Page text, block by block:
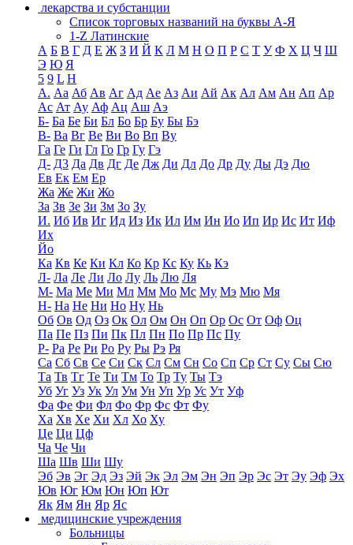
лекарства и субстанции
Список торговых названий на буквы А-Я
1-Z Латинские
А Б В Г Д Е Ж З И Й К Л М Н О П Р С Т У Ф Х Ц Ч Ш
Э Ю Я
5 9 L H
А. Аа Аб Ав Аг Ад Ае Аз Аи Ай Ак Ал Ам Ан Ап Ар
Ас Ат Ау Аф Ац Аш Аэ
Б- Ба Бе Би Бл Бо Бр Бу Бы Бэ
В- Ва Вг Ве Ви Во Вп Ву
Га Ге Ги Гл Го Гр Гу Гэ
Д- Д3 Да Дв Дг Де Дж Ди Дл До Др Ду Ды Дэ Дю
Ев Ек Ем Ер
Жа Же Жи Жо
За Зв Зе Зи Зм Зо Зу
И. Иб Ив Иг Ид Из Ик Ил Им Ин Ио Ип Ир Ис Ит Иф
Их
Йо
Ка Кв Ке Ки Кл Ко Кр Кс Ку Кь Кэ
Л- Ла Ле Ли Ло Лу Ль Лю Ля
М- Ма Ме Ми Мл Мм Мо Мс Му Мэ Мю Мя
Н- На Не Ни Но Ну Нь
Об Ов Од Оз Ок Ол Ом Он Оп Ор Ос От Оф Оц
Па Пе Пз Пи Пк Пл Пн По Пр Пс Пу
Р- Ра Ре Ри Ро Ру Ры Рэ Ря
Са Сб Св Се Си Ск Сл См Сн Со Сп Ср Ст Су Сы Сю
Та Тв Тг Те Ти Тм То Тр Ту Ты Тэ
Уб Уг Уз Ук Ул Ум Ун Уп Ур Ус Ут Уф
Фа Фе Фи Фл Фо Фр Фс Фт Фу
Ха Хв Хе Хи Хл Хо Ху
Це Ци Цф
Ча Че Чи
Ша Шв Ши Шу
Эб Эв Эг Эд Эз Эй Эк Эл Эм Эн Эп Эр Эс Эт Эу Эф Эх
Юв Юг Юм Юн Юп Ют
Як Ям Ян Яр Яс
медицинские учреждения
Больницы